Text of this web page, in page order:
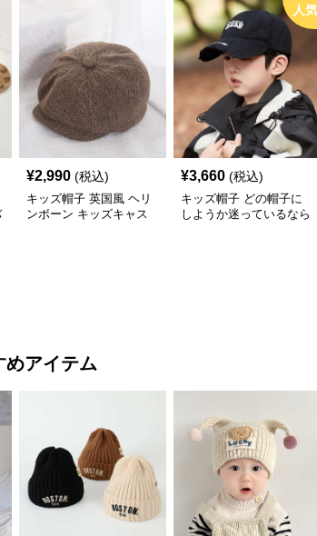
¥2,990 (税込)
キッズ帽子 英国風 ヘリ
ンボーン キッズキャス
人気
¥3,660 (税込)
キッズ帽子 どの帽子に
しようか迷っているなら
めアイテム